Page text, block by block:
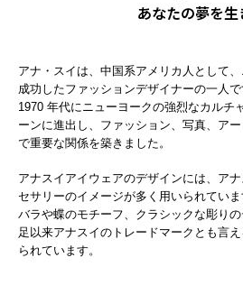
あなたの夢を生
アナ・スイは、中国系アメリカ人として
成功したファッションデザイナーの一人で
1970 年代にニューヨークの強烈なカルチ
ーンに進出し、ファッション、写真、ア
で重要な関係を築きました。
アナスイアイウェアのデザインには、ア
セサリーのイメージが多く用いられていま
バラや蝶のモチーフ、クラシックな彫り
足以来アナスイのトレードマークとも言
られています。